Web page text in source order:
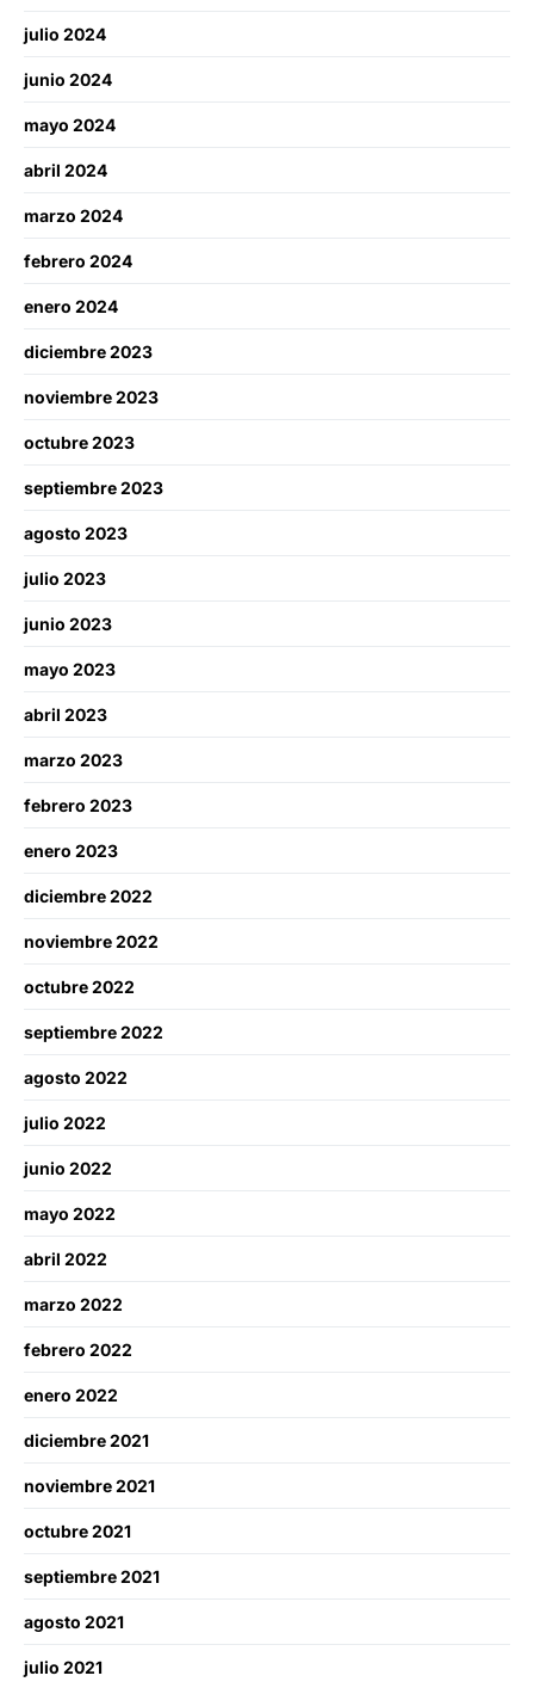
julio 2024
junio 2024
mayo 2024
abril 2024
marzo 2024
febrero 2024
enero 2024
diciembre 2023
noviembre 2023
octubre 2023
septiembre 2023
agosto 2023
julio 2023
junio 2023
mayo 2023
abril 2023
marzo 2023
febrero 2023
enero 2023
diciembre 2022
noviembre 2022
octubre 2022
septiembre 2022
agosto 2022
julio 2022
junio 2022
mayo 2022
abril 2022
marzo 2022
febrero 2022
enero 2022
diciembre 2021
noviembre 2021
octubre 2021
septiembre 2021
agosto 2021
julio 2021